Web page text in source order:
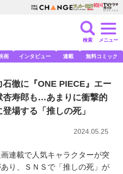
検索 メニュー
画 インタビュー 連載 無料コミック
石徹に『ONE PIECE』エー
杏寿郎も…あまりに衝撃的
場する「推しの死」
2024.05.25
連載で人気キャラクターが突
り、ＳＮＳで「推しの死」が